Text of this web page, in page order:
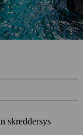
skreddersys